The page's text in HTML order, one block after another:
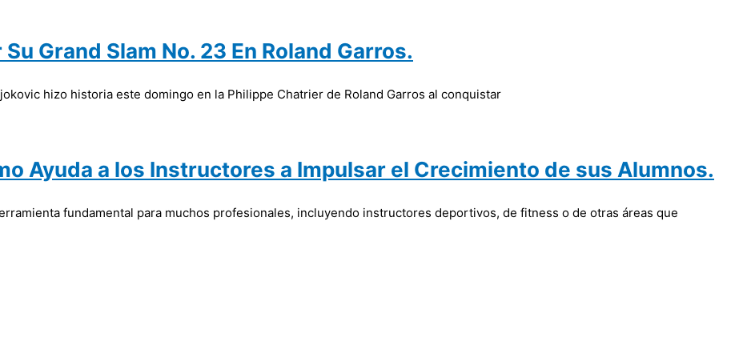
Grand Slam No. 23 En Roland Garros.
hizo historia este domingo en la Philippe Chatrier de Roland Garros al conquistar
Ayuda a los Instructores a Impulsar el Crecimiento de sus Alumnos.
fundamental para muchos profesionales, incluyendo instructores deportivos, de fitness o de otras áreas que